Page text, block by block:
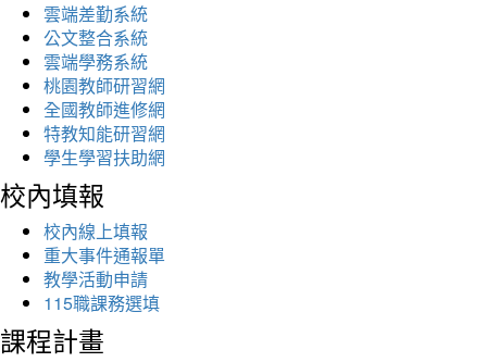
雲端差勤系統
公文整合系統
雲端學務系統
桃園教師研習網
全國教師進修網
特教知能研習網
學生學習扶助網
校內填報
校內線上填報
重大事件通報單
教學活動申請
115職課務選填
課程計畫